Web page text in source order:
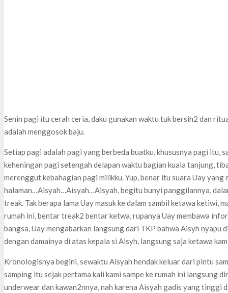
Senin pagi itu cerah ceria, daku gunakan waktu tuk bersih2 dan
adalah menggosok baju.
Setiap pagi adalah pagi yang berbeda buatku, khususnya pagi itu,
keheningan pagi setengah delapan waktu bagian kuala tanjung,
merenggut kebahagian pagi milikku. Yup, benar itu suara Uay
halaman…Aisyah…Aisyah…Aisyah, begitu bunyi panggilannya,
treak. Tak berapa lama Uay masuk ke dalam sambil ketawa ketiwi,
rumah ini, bentar treak2 bentar ketwa, rupanya Uay membawa
bangsa, Uay mengabarkan langsung dari TKP bahwa Aisyh nyapu
dengan damainya di atas kepala si Aisyh, langsung saja ketawa
Kronologisnya begini, sewaktu Aisyah hendak keluar dari pintu
samping itu sejak pertama kali kami sampe ke rumah ini langsung
underwear dan kawan2nnya, nah karena Aisyah gadis yang tinggi